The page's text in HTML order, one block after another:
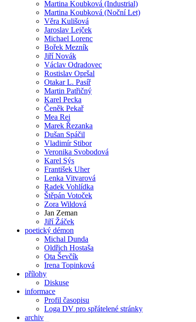
Martina Koubková (Industrial)
Martina Koubková (Noční Let)
Věra Kulišová
Jaroslav Lejček
Michael Lorenc
Bořek Mezník
Jiří Novák
Václav Odradovec
Rostislav Opršal
Otakar L. Pasíř
Martin Patřičný
Karel Pecka
Čeněk Pekař
Mea Rei
Marek Řezanka
Dušan Spáčil
Vladimír Stibor
Veronika Svobodová
Karel Sýs
František Uher
Lenka Vitvarová
Radek Vohlídka
Štěpán Votoček
Zora Wildová
Jan Zeman
Jiří Žáček
poetický démon
Michal Dunda
Oldřich Hostaša
Ota Ševčík
Irena Topinková
přílohy
Diskuse
informace
Profil časopisu
Loga DV pro spřátelené stránky
archiv